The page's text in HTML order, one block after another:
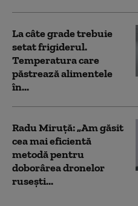
La câte grade trebuie
setat frigiderul.
Temperatura care
păstrează alimentele
în...
Radu Miruță: „Am găsit
cea mai eficientă
metodă pentru
doborârea dronelor
rusești...